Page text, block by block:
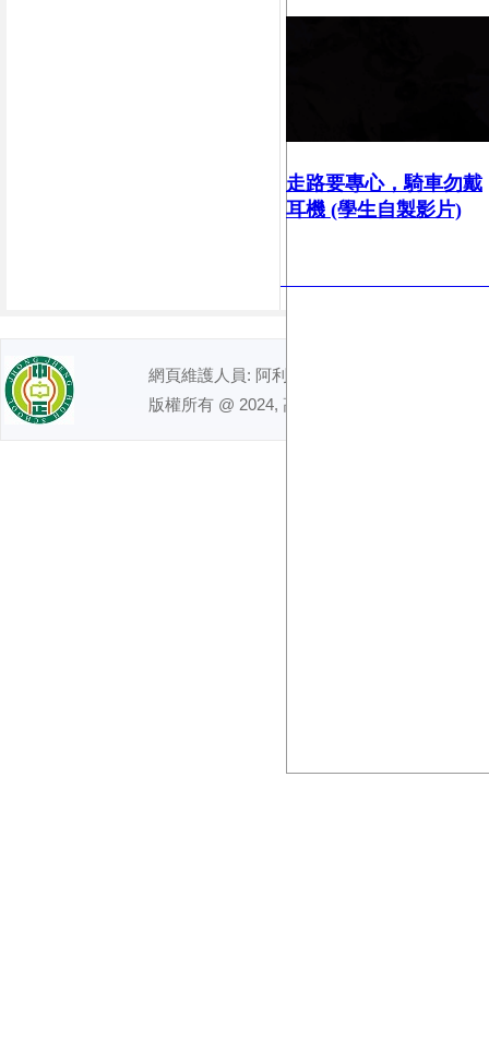
走路要專心，騎車勿戴
耳機 (學生自製影片)
網頁維護人員: 阿利｜ 電話 : (07)7491992
版權所有 @ 2024, 高雄市立中正高級中學. All